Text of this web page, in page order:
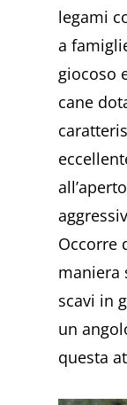
legami
a
giocoso
cane
Occorre
maniera
scavi in
un
questa